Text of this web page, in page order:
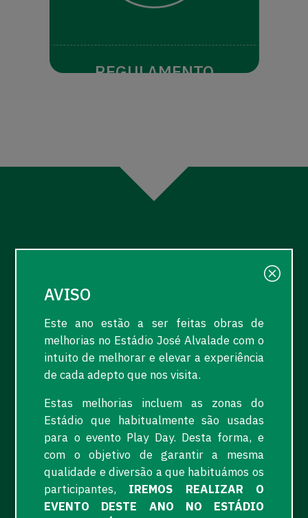
REGULAMENTO
AVISO
Este ano estão a ser feitas obras de
melhorias no Estádio José Alvalade com o
intuito de melhorar e elevar a experiência
de cada adepto que nos visita.
Estas melhorias incluem as zonas do
Estádio que habitualmente são usadas
para o evento Play Day. Desta forma, e
com o objetivo de garantir a mesma
qualidade e diversão a que habituámos os
participantes, IREMOS REALIZAR O
EVENTO DESTE ANO NO ESTÁDIO